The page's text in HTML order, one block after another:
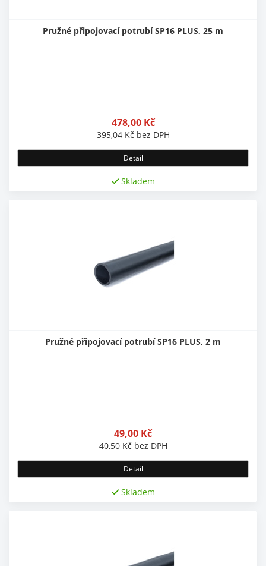
Pružné připojovací potrubí SP16 PLUS, 25 m
478,00 Kč
395,04 Kč bez DPH
Detail
Skladem
Pružné připojovací potrubí SP16 PLUS, 2 m
49,00 Kč
40,50 Kč bez DPH
Detail
Skladem